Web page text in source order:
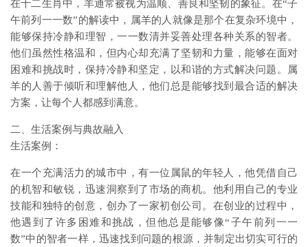
在十二生肖中，羊通常被视为温顺、善良和坚韧的象征。在“子
午前列一一数”的解读中，属羊的人就像是那个在复杂环境中，
能够保持冷静和理智，一一数清并妥善处理各种关系的智者。
他们虽然性格温和，但内心却充满了坚韧和力量，能够在面对
困难和挑战时，保持冷静和坚定，以和谐的方式解决问题。属
羊的人善于倾听和理解他人，他们总是能够找到最合适的解决
方案，让每个人都感到满意。
二、生活案例与典故融入
生活案例：
在一个充满活力的城市中，有一位属鼠的年轻人，他凭借自己
的机智和敏锐，迅速洞察到了市场的商机。他利用自己的专业
技能和独特的创意，创办了一家初创公司。在创业的过程中，
他遇到了许多困难和挑战，但他总是能够像“子午前列一一
数”中的智者一样，迅速找到问题的根源，并制定出切实可行的